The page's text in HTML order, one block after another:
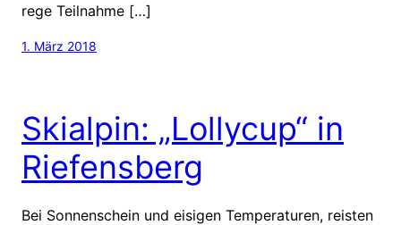
rege Teilnahme […]
1. März 2018
Skialpin: „Lollycup“ in
Riefensberg
Bei Sonnenschein und eisigen Temperaturen, reisten